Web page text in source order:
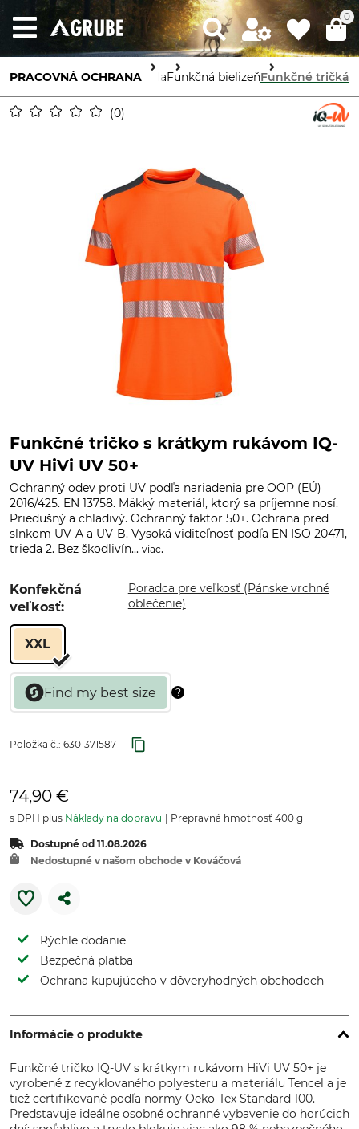
0
PRACOVNÁ OCHRANA
Ochrana telaFunkčná bielizeňFunkčné tričká
0
Funkčné tričko s krátkym rukávom IQ-
UV HiVi UV 50+
Ochranný odev proti UV podľa nariadenia pre OOP (EÚ)
2016/425. EN 13758. Mäkký materiál, ktorý sa príjemne nosí.
Priedušný a chladivý. Ochranný faktor 50+. Ochrana pred
slnkom UV-A a UV-B. Vysoká viditeľnosť podľa EN ISO 20471,
trieda 2. Bez škodlivín... viac.
Konfekčná
veľkosť:
Poradca pre veľkosť (Pánske vrchné
oblečenie)
XXL
Položka č.: 6301371587
74,90 €
s DPH plus Náklady na dopravu Prepravná hmotnosť 400 g
Dostupné od 11.08.2026
Nedostupné v našom obchode v Kováčová
Rýchle dodanie
Bezpečná platba
Ochrana kupujúceho v dôveryhodných obchodoch
Informácie o produkte
Funkčné tričko IQ-UV s krátkym rukávom HiVi UV 50+ je
vyrobené z recyklovaného polyesteru a materiálu Tencel a je
tiež certifikované podľa normy Oeko-Tex Standard 100.
Predstavuje ideálne osobné ochranné vybavenie do horúcich